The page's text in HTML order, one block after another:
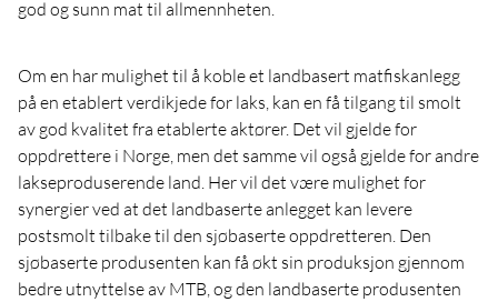
god og sunn mat til allmennheten.
Om en har mulighet til å koble et landbasert matfiskanlegg
på en etablert verdikjede for laks, kan en få tilgang til smolt
av god kvalitet fra etablerte aktører. Det vil gjelde for
oppdrettere i Norge, men det samme vil også gjelde for andre
lakseproduserende land. Her vil det være mulighet for
synergier ved at det landbaserte anlegget kan levere
postsmolt tilbake til den sjøbaserte oppdretteren. Den
sjøbaserte produsenten kan få økt sin produksjon gjennom
bedre utnyttelse av MTB, og den landbaserte produsenten